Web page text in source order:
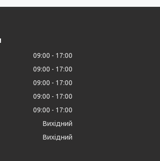
09:00
17:00
09:00
17:00
09:00
17:00
09:00
17:00
09:00
17:00
Вихідний
Вихідний